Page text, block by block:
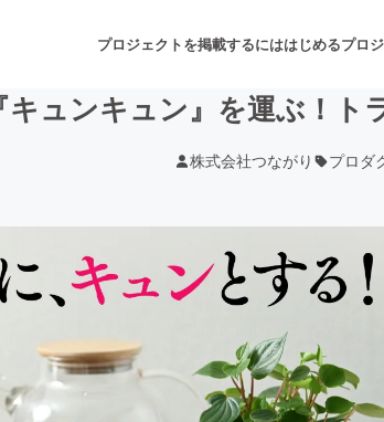
プロジェクトを掲載するにははじめるプロ
音楽 舞
書籍・雑誌出版
ュンキュン』を運ぶ！ト
株式会社つながり プロダ